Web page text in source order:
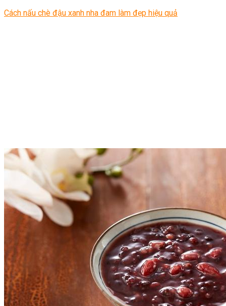
Cách nấu chè đậu xanh nha đam làm đẹp hiệu quả